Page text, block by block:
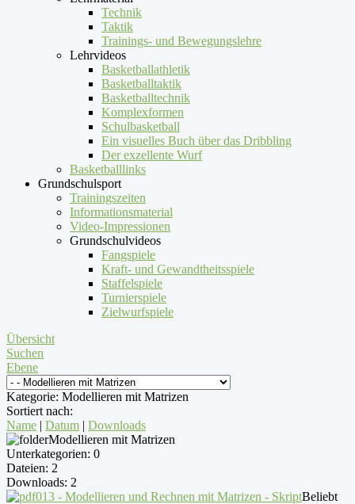
Technik
Taktik
Trainings- und Bewegungslehre
Lehrvideos
Basketballathletik
Basketballtaktik
Basketballtechnik
Komplexformen
Schulbasketball
Ein visuelles Buch über das Dribbling
Der exzellente Wurf
Basketballlinks
Grundschulsport
Trainingszeiten
Informationsmaterial
Video-Impressionen
Grundschulvideos
Fangspiele
Kraft- und Gewandtheitsspiele
Staffelspiele
Turnierspiele
Zielwurfspiele
Übersicht
Suchen
Ebene
Kategorie: Modellieren mit Matrizen
Sortiert nach:
Name | Datum | Downloads
Modellieren mit Matrizen
Unterkategorien: 0
Dateien: 2
Downloads: 2
13 - Modellieren und Rechnen mit Matrizen - SkriptBeliebt